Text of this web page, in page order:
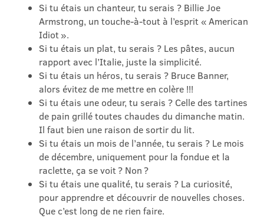
Si tu étais un chanteur, tu serais ? Billie Joe
Armstrong, un touche-à-tout à l’esprit « American
Idiot ».
Si tu étais un plat, tu serais ? Les pâtes, aucun
rapport avec l’Italie, juste la simplicité.
Si tu étais un héros, tu serais ? Bruce Banner,
alors évitez de me mettre en colère !!!
Si tu étais une odeur, tu serais ? Celle des tartines
de pain grillé toutes chaudes du dimanche matin.
Il faut bien une raison de sortir du lit.
Si tu étais un mois de l’année, tu serais ? Le mois
de décembre, uniquement pour la fondue et la
raclette, ça se voit ? Non ?
Si tu étais une qualité, tu serais ? La curiosité,
pour apprendre et découvrir de nouvelles choses.
Que c’est long de ne rien faire.